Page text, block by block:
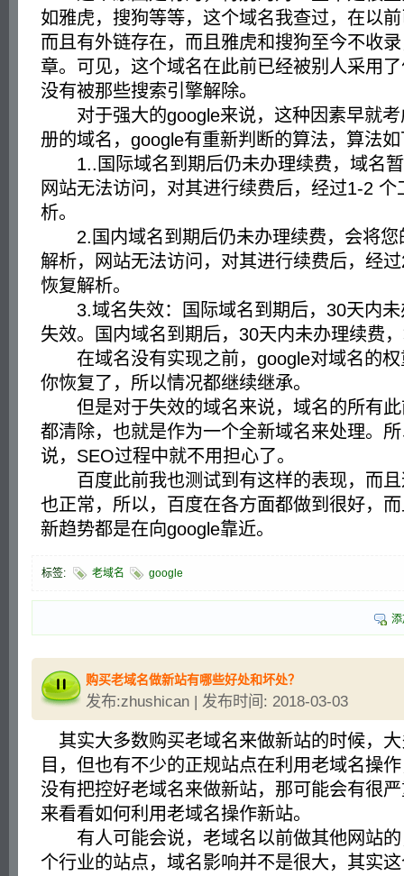
如雅虎，搜狗等等，这个域名我查过，在以
而且有外链存在，而且雅虎和搜狗至今不收
章。可见，这个域名在此前已经被别人采用
没有被那些搜索引擎解除。
对于强大的google来说，这种因素早就考
册的域名，google有重新判断的算法，算法
1..国际域名到期后仍未办理续费，域名暂
网站无法访问，对其进行续费后，经过1-2
析。
2.国内域名到期后仍未办理续费，会将您
解析，网站无法访问，对其进行续费后，经
恢复解析。
3.域名失效：国际域名到期后，30天内未
失效。国内域名到期后，30天内未办理续费
在域名没有实现之前，google对域名的权
你恢复了，所以情况都继续继承。
但是对于失效的域名来说，域名的所有此
都清除，也就是作为一个全新域名来处理。
说，SEO过程中就不用担心了。
百度此前我也测试到有这样的表现，而且
也正常，所以，百度在各方面都做到很好，
新趋势都是在向google靠近。
标签: 老域名 google
购买老域名做新站有哪些好处和坏处？
发布:zhushican | 发布时间: 2018-03-03
其实大多数购买老域名来做新站的时候，
目，但也有不少的正规站点在利用老域名操
没有把控好老域名来做新站，那可能会有很
来看看如何利用老域名操作新站。
有人可能会说，老域名以前做其他网站的
个行业的站点，域名影响并不是很大，其实